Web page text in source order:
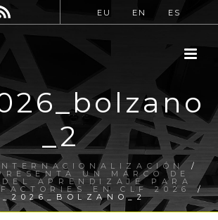
EU EN ES
_2
/
UN MARCO DE
APRENDIZAJE PARA
EN CLF 2026 /